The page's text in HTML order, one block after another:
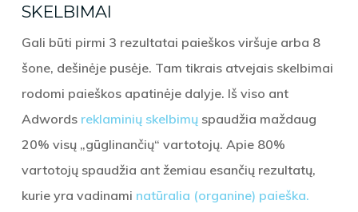
SKELBIMAI
Gali būti pirmi 3 rezultatai paieškos viršuje arba 8
šone, dešinėje pusėje. Tam tikrais atvejais skelbimai
rodomi paieškos apatinėje dalyje. Iš viso ant
Adwords reklaminių skelbimųspaudžia maždaug
20% visų „gūglinančių“ vartotojų. Apie 80%
vartotojų spaudžia ant žemiau esančių rezultatų,
kurie yra vadinami natūralia (organine) paieška.